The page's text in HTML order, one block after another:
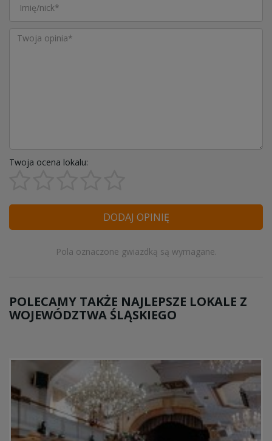
Twoja ocena lokalu:
DODAJ OPINIĘ
Pola oznaczone gwiazdką są wymagane.
POLECAMY TAKŻE NAJLEPSZE LOKALE Z
WOJEWÓDZTWA ŚLĄSKIEGO